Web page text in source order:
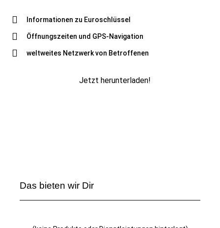
Informationen zu Euroschlüssel
Öffnungszeiten und GPS-Navigation
weltweites Netzwerk von Betroffenen
Jetzt herunterladen!
Das bieten wir Dir